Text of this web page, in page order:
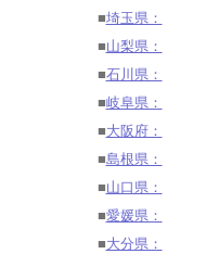
■埼玉県：
■山梨県：
■石川県：
■岐阜県：
■大阪府：
■島根県：
■山口県：
■愛媛県：
■大分県：